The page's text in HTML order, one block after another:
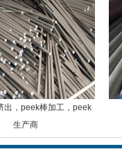
出，peek棒加工，peek
生产商